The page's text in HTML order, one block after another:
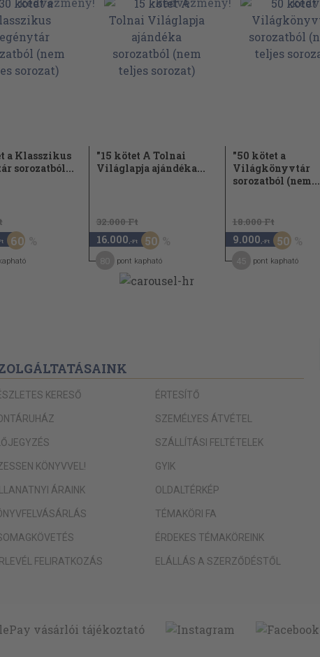
356
505
végvidéke 324
286
430
a Klasszikus
sorozatból...
60
"15 kötet A Tolnai
Világlapja ajándéka...
32.000 Ft
16.000 ,-Ft 50
pont kapható
"50 kötet a
Világkönyvtár
sorozatból (nem...
18.000 Ft
9.000 ,-Ft 50
pont kapható
KERESŐ
KÖNYVVEL!
ÁRAINK
FELIRATKOZÁS
ÉRTESÍTŐ
SZEMÉLYES ÁTVÉTEL
SZÁLLÍTÁSI FELTÉTELEK
GYIK
OLDALTÉRKÉP
TÉMAKÖRI FA
ÉRDEKES TÉMAKÖREINK
ELÁLLÁS A SZERZŐDÉSTŐL